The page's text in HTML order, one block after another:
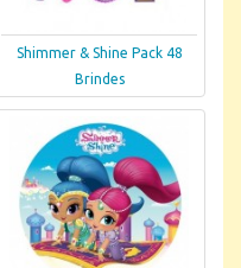
Shimmer & Shine Pack 48
Brindes